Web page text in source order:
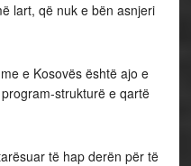
lart, që nuk e bën asnjeri
e Kosovës është ajo e
strukturë e qartë
të hap derën për të